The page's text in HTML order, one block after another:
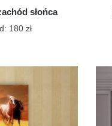
słońca
180 złTen
wiele